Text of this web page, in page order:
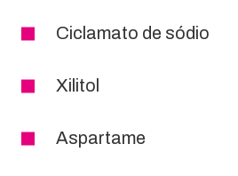
Ciclamato de sódio
Xilitol
Aspartame